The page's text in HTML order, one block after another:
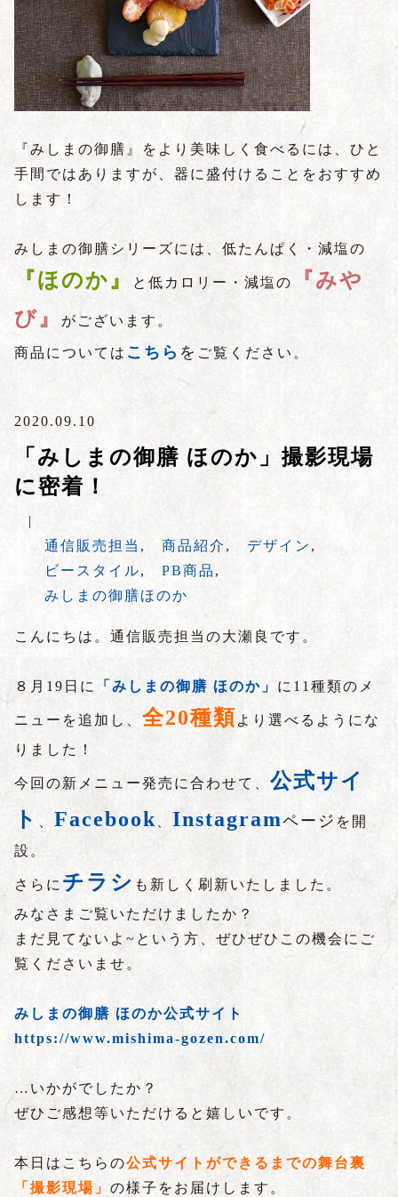
『みしまの御膳』をより美味しく食べるには、ひと
手間ではありますが、器に盛付けることをおすすめ
します！
みしまの御膳シリーズには、低たんぱく・減塩の
『ほのか』 と低カロリー・減塩の
『みや
び』
がございます。
商品については こちら を ご覧ください。
2020.09.10
「みしまの御膳 ほのか」撮影現場
に密着！
|
通信販売担当 , 商品紹介 , デザイン ,
ビースタイル, PB商品 ,
みしまの御膳ほのか
こんにちは。通信販売担当の大瀬良です。
８月 19 日に 「みしまの御膳 ほのか」 に 11種類のメ
ニューを追加し、 全20種類より選べるようにな
りました！
今回の新メニュー発売に合わせて、 公式サイ
ト 、 Facebook、 Instagramページ を開
設。
さらに チラシ も新しく刷新いたしました。
みなさまご覧いただけましたか？
まだ見てないよ ~ という方、ぜひぜひこの機会にご
覧くださいませ。
みしまの御膳 ほのか公式サイト
https://www.mishima-gozen.com/
…いかがでしたか？
ぜひご感想等いただけると嬉しいです。
本日はこちらの公式サイトができるまでの舞台裏
「撮影現場」 の様子をお届けします。